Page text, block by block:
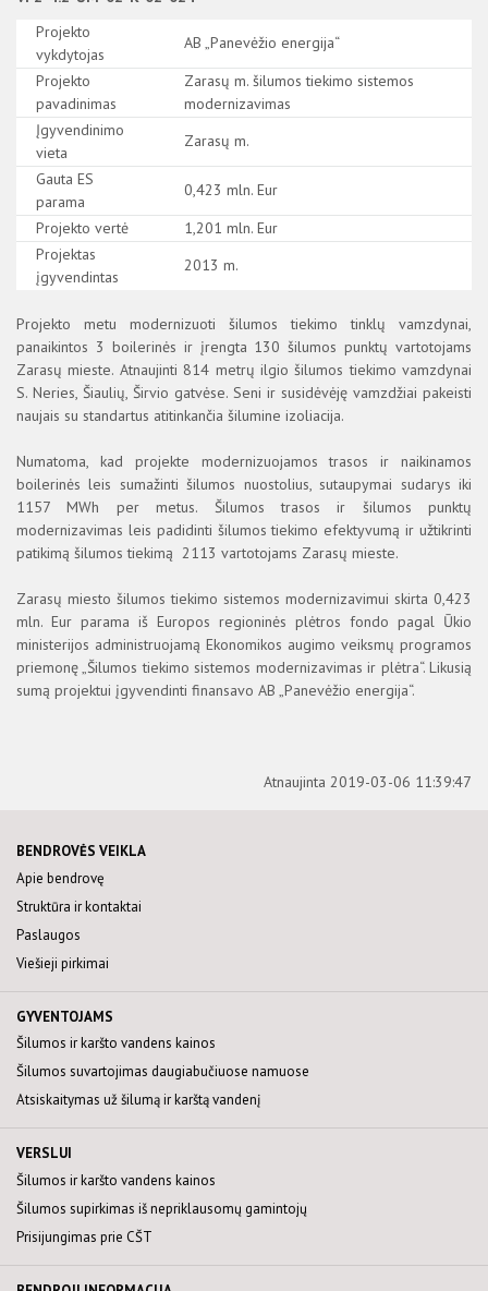
Atsiskaitymas už šilumą ir karštą vandenį
Kompensacijos už šilumą ir karštą vandenį
Ar jums priklauso kompensacija?
Sutarčių sudarymas/nutraukimas
Šilumos punkto modernizacija
Sutarčių sudarymas
Prisijungimas prie CŠT
Šilumos supirkimas iš nepriklausomų šilumos
Dėl savitarnos portalo
Klausimai ir atsakymai
Aktuali informacija
Teisinė informacija
Kaip taupyti šilumą
Kitos nuorodos
Europos Sąjungos investicijos
Nacionalinės investicijos
Aplinkosauga
PASLAUGOS
VIEŠIEJI PIRKIMAI
ENERGIJOS IŠTEKLIŲ PIRKIMAI
APSAUGOS ZONOS
Projekto
vykdytojas
AB „Panevėžio energija“
Projekto
pavadinimas
Zarasų m. šilumos tiekimo sistemos
modernizavimas
Įgyvendinimo
vieta
Zarasų m.
Gauta ES
parama
0,423 mln. Eur
Projekto vertė
1,201 mln. Eur
Projektas
įgyvendintas
2013 m.
Projekto metu modernizuoti šilumos tiekimo tinklų vamzdynai,
panaikintos 3 boilerinės ir įrengta 130 šilumos punktų vartotojams
Zarasų mieste. Atnaujinti 814 metrų ilgio šilumos tiekimo vamzdynai
S. Neries, Šiaulių, Širvio gatvėse. Seni ir susidėvėję vamzdžiai pakeisti
naujais su standartus atitinkančia šilumine izoliacija.
Numatoma, kad projekte modernizuojamos trasos ir naikinamos
boilerinės leis sumažinti šilumos nuostolius, sutaupymai sudarys iki
1157 MWh per metus. Šilumos trasos ir šilumos punktų
modernizavimas leis padidinti šilumos tiekimo efektyvumą ir užtikrinti
patikimą šilumos tiekimą 2113 vartotojams Zarasų mieste.
Zarasų miesto šilumos tiekimo sistemos modernizavimui skirta 0,423
mln. Eur parama iš Europos regioninės plėtros fondo pagal Ūkio
ministerijos administruojamą Ekonomikos augimo veiksmų programos
priemonę „Šilumos tiekimo sistemos modernizavimas ir plėtra“. Likusią
sumą projektui įgyvendinti finansavo AB „Panevėžio energija“.
Atnaujinta 2019-03-06 11:39:47
BENDROVĖS VEIKLA
Apie bendrovę
Struktūra ir kontaktai
Paslaugos
Viešieji pirkimai
GYVENTOJAMS
Šilumos ir karšto vandens kainos
Šilumos suvartojimas daugiabučiuose namuose
Atsiskaitymas už šilumą ir karštą vandenį
VERSLUI
Šilumos ir karšto vandens kainos
Šilumos supirkimas iš nepriklausomų gamintojų
Prisijungimas prie CŠT